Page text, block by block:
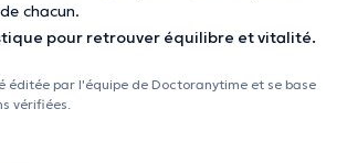
chacun.
pour retrouver équilibre et vitalité.
éditée par l'équipe de Doctoranytime et se base
vérifiées.